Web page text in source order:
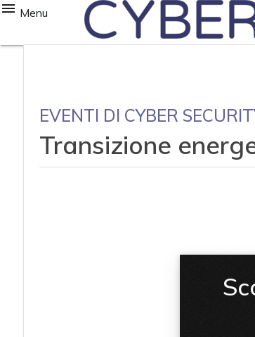
Menu
EVENTI DI CYBER
Transizione